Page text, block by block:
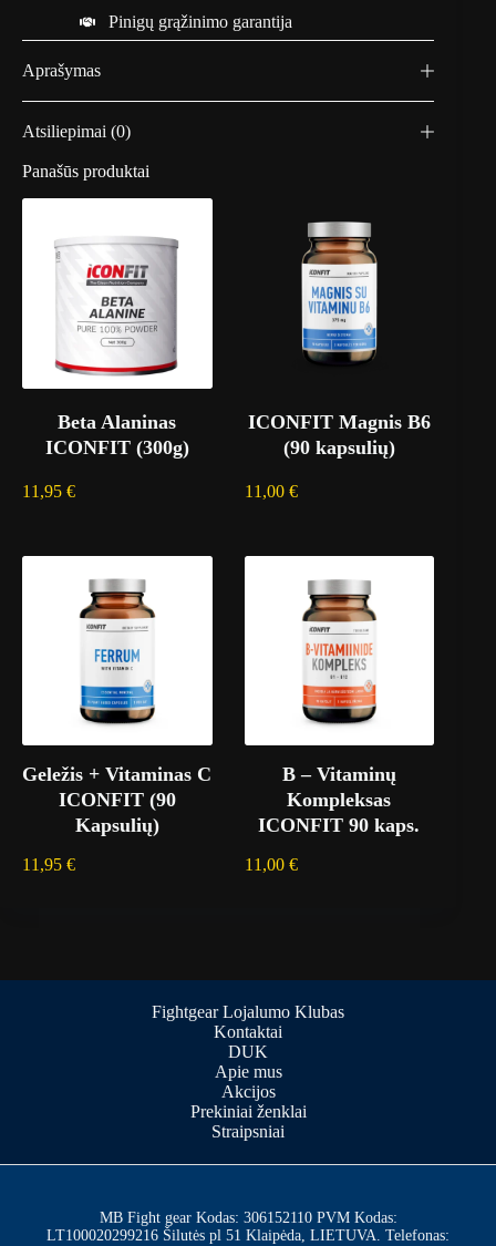
Pinigų grąžinimo garantija
Aprašymas
Atsiliepimai (0)
Panašūs produktai
Beta Alaninas
ICONFIT (300g)
11,95 €
ICONFIT Magnis B6
(90 kapsulių)
11,00 €
Geležis + Vitaminas C
ICONFIT (90
Kapsulių)
11,95 €
B – Vitaminų
Kompleksas
ICONFIT 90 kaps.
11,00 €
Fightgear Lojalumo Klubas
Kontaktai
DUK
Apie mus
Akcijos
Prekiniai ženklai
Straipsniai
MB Fight gear Kodas: 306152110 PVM Kodas:
LT100020299216 Šilutės pl 51 Klaipėda, LIETUVA. Telefonas: